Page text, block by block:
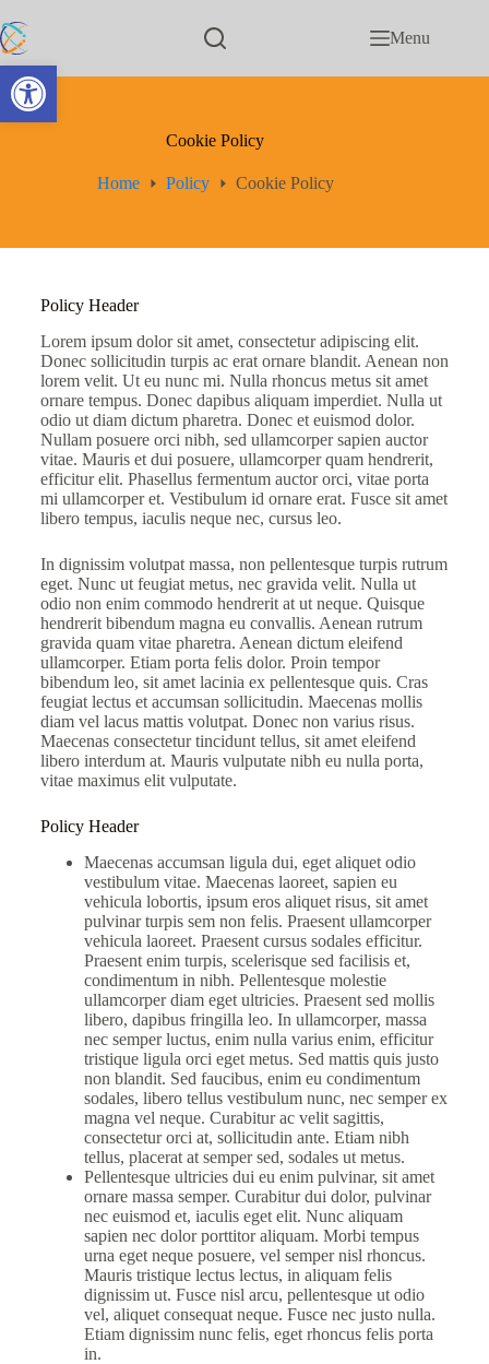
Open toolbar
Menu
Cookie Policy
Home Policy Cookie Policy
Policy Header
Lorem ipsum dolor sit amet, consectetur adipiscing elit.
Donec sollicitudin turpis ac erat ornare blandit. Aenean non
lorem velit. Ut eu nunc mi. Nulla rhoncus metus sit amet
ornare tempus. Donec dapibus aliquam imperdiet. Nulla ut
odio ut diam dictum pharetra. Donec et euismod dolor.
Nullam posuere orci nibh, sed ullamcorper sapien auctor
vitae. Mauris et dui posuere, ullamcorper quam hendrerit,
efficitur elit. Phasellus fermentum auctor orci, vitae porta
mi ullamcorper et. Vestibulum id ornare erat. Fusce sit amet
libero tempus, iaculis neque nec, cursus leo.
In dignissim volutpat massa, non pellentesque turpis rutrum
eget. Nunc ut feugiat metus, nec gravida velit. Nulla ut
odio non enim commodo hendrerit at ut neque. Quisque
hendrerit bibendum magna eu convallis. Aenean rutrum
gravida quam vitae pharetra. Aenean dictum eleifend
ullamcorper. Etiam porta felis dolor. Proin tempor
bibendum leo, sit amet lacinia ex pellentesque quis. Cras
feugiat lectus et accumsan sollicitudin. Maecenas mollis
diam vel lacus mattis volutpat. Donec non varius risus.
Maecenas consectetur tincidunt tellus, sit amet eleifend
libero interdum at. Mauris vulputate nibh eu nulla porta,
vitae maximus elit vulputate.
Policy Header
Maecenas accumsan ligula dui, eget aliquet odio
vestibulum vitae. Maecenas laoreet, sapien eu
vehicula lobortis, ipsum eros aliquet risus, sit amet
pulvinar turpis sem non felis. Praesent ullamcorper
vehicula laoreet. Praesent cursus sodales efficitur.
Praesent enim turpis, scelerisque sed facilisis et,
condimentum in nibh. Pellentesque molestie
ullamcorper diam eget ultricies. Praesent sed mollis
libero, dapibus fringilla leo. In ullamcorper, massa
nec semper luctus, enim nulla varius enim, efficitur
tristique ligula orci eget metus. Sed mattis quis justo
non blandit. Sed faucibus, enim eu condimentum
sodales, libero tellus vestibulum nunc, nec semper ex
magna vel neque. Curabitur ac velit sagittis,
consectetur orci at, sollicitudin ante. Etiam nibh
tellus, placerat at semper sed, sodales ut metus.
Pellentesque ultricies dui eu enim pulvinar, sit amet
ornare massa semper. Curabitur dui dolor, pulvinar
nec euismod et, iaculis eget elit. Nunc aliquam
sapien nec dolor porttitor aliquam. Morbi tempus
urna eget neque posuere, vel semper nisl rhoncus.
Mauris tristique lectus lectus, in aliquam felis
dignissim ut. Fusce nisl arcu, pellentesque ut odio
vel, aliquet consequat neque. Fusce nec justo nulla.
Etiam dignissim nunc felis, eget rhoncus felis porta
in.